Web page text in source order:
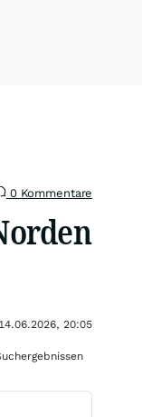
0 Kommentare
14.06.2026, 20:05